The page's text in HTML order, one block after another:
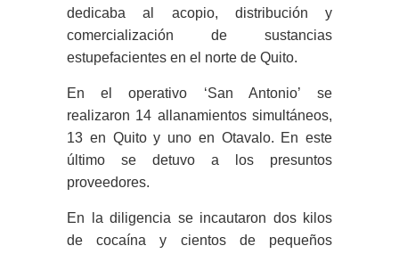
dedicaba al acopio, distribución y
comercialización de sustancias
estupefacientes en el norte de Quito.
En el operativo ‘San Antonio’ se
realizaron 14 allanamientos simultáneos,
13 en Quito y uno en Otavalo. En este
último se detuvo a los presuntos
proveedores.
En la diligencia se incautaron dos kilos
de cocaína y cientos de pequeños